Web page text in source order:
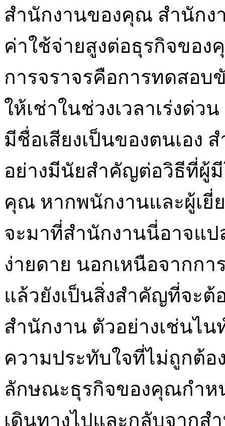
สำนักงานของคุณ สำนักง
ค่าใช้จ่ายสูงต่อธุรกิจขอ
การจราจรคือการทดสอบ
ให้เช่าในช่วงเวลาเร่งด่
มีชื่อเสียงเป็นของตนเอง
อย่างมีนัยสำคัญต่อวิธีที่ผู้
คุณ หากพนักงานและผู้เ
จะมาที่สำนักงานนี่อาจแ
ง่ายดาย นอกเหนือจากก
แล้วยังเป็นสิ่งสำคัญที่จะต้
สำนักงาน ตัวอย่างเช่นไ
ความประทับใจที่ไม่ถูกต้อ
ลักษณะธุรกิจของคุณกำห
เดินทางไปและกลับจากส